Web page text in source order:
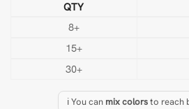
QTY
8+
15+
30+
ℹ️ You can mix colorsto reach